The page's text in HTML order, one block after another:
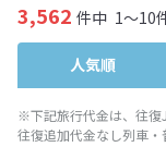
3,562 件中 1～10
人気順
※下記旅行代金は、往復
往復追加代金なし列車